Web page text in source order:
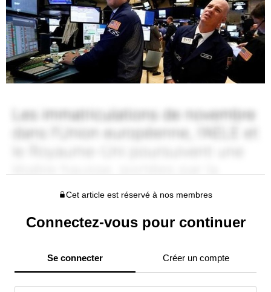
Cet article est réservé à nos membres
Connectez-vous pour continuer
Se connecter Créer un compte